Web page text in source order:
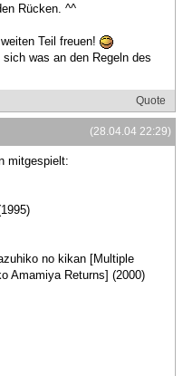
Rücken. ^^
Teil freuen!
was an den Regeln des
Quote
(28.04.04 22:29)
mitgespielt:
no kikan [Multiple
Amamiya Returns] (2000)